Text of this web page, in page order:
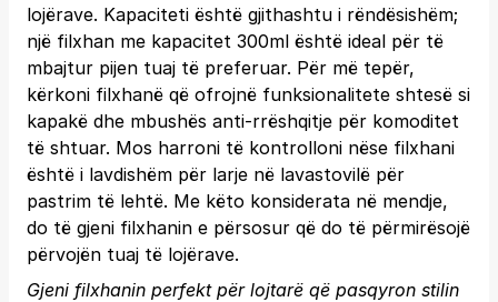
lojërave. Kapaciteti është gjithashtu i rëndësishëm;
një filxhan me kapacitet 300ml është ideal për të
mbajtur pijen tuaj të preferuar. Për më tepër,
kërkoni filxhanë që ofrojnë funksionalitete shtesë si
kapakë dhe mbushës anti-rrëshqitje për komoditet
të shtuar. Mos harroni të kontrolloni nëse filxhani
është i lavdishëm për larje në lavastovilë për
pastrim të lehtë. Me këto konsiderata në mendje,
do të gjeni filxhanin e përsosur që do të përmirësojë
përvojën tuaj të lojërave.
Gjeni filxhanin perfekt për lojtarë që pasqyron stilin